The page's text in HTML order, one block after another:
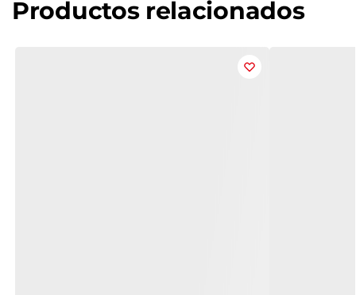
Productos relacionados